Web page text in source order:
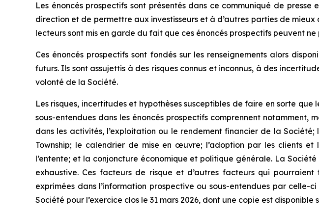
Les énoncés prospectifs sont présentés dans ce communiqué de
direction et de permettre aux investisseurs et à d’autres parties de
lecteurs sont mis en garde du fait que ces énoncés prospectifs peuvent ne
Ces énoncés prospectifs sont fondés sur les renseignements alors
futurs. Ils sont assujettis à des risques connus et inconnus, à des
volonté de la Société.
Les risques, incertitudes et hypothèses susceptibles de faire en sorte
sous-entendues dans les énoncés prospectifs comprennent notamment,
dans les activités, l’exploitation ou le rendement financier de la
Township; le calendrier de mise en œuvre; l’adoption par les clients
l’entente; et la conjoncture économique et politique générale. La
exhaustive. Ces facteurs de risque et d’autres facteurs qui
exprimées dans l’information prospective ou sous-entendues par
Société pour l’exercice clos le 31 mars 2026, dont une copie est disponible